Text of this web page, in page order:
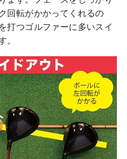
回転がかかってくれるの
打つゴルファーに多いスイ
。